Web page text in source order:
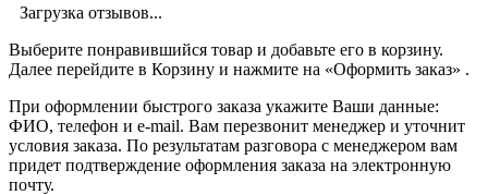
Загрузка отзывов...
Выберите понравившийся товар и добавьте его в корзину.
Далее перейдите в Корзину и нажмите на «Оформить заказ» .
При оформлении быстрого заказа укажите Ваши данные:
ФИО, телефон и e-mail. Вам перезвонит менеджер и уточнит
условия заказа. По результатам разговора с менеджером вам
придет подтверждение оформления заказа на электронную
почту.